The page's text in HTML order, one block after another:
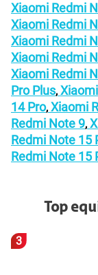
Xiaomi Redmi
Xiaomi Redmi
Xiaomi Redmi
Xiaomi Redmi
Xiaomi Redmi
Pro Plus,
14 Pro, Xiaomi
Redmi Note 9,
Redmi Note 15
Redmi Note 15
Top
3